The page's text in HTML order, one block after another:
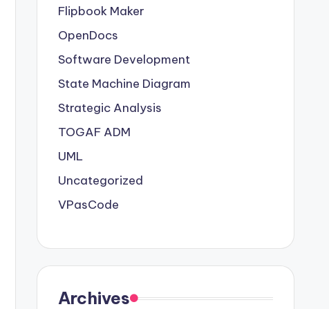
Flipbook Maker
OpenDocs
Software Development
State Machine Diagram
Strategic Analysis
TOGAF ADM
UML
Uncategorized
VPasCode
Archives